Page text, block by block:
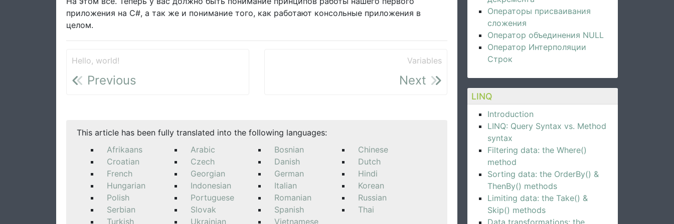
Операторы присваивания
сложения
Оператор объединения NULL
Оператор Интерполяции
Строк
LINQ
Introduction
LINQ: Query Syntax vs. Method
syntax
Filtering data: the Where()
method
Sorting data: the OrderBy() &
ThenBy() methods
Limiting data: the Take() &
Skip() methods
Data transformations: the
приложения на C#, а так же и понимание того, как работают консольные приложения в
целом.
Hello, world!
Previous
Variables
Next
This article has been fully translated into the following languages:
Afrikaans
Arabic Bosnian
Chinese
Croatian
Czech Danish
Dutch
French
Georgian German
Hindi
Hungarian
Indonesian Italian
Korean
Polish
Portuguese Romanian
Russian
Serbian
Slovak Spanish
Thai
Turkish
Ukrainian Vietnamese